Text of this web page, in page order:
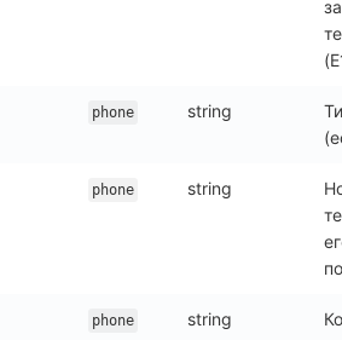
phone string
phone string
phone string